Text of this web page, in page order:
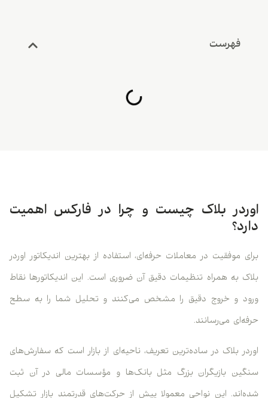
فهرست
اوردر بلاک چیست و چرا در فارکس اهمیت
دارد؟
برای موفقیت در معاملات حرفه‌ای، استفاده از بهترین اندیکاتور اوردر
بلاک به همراه تنظیمات دقیق آن ضروری است. این اندیکاتورها نقاط
ورود و خروج دقیق را مشخص می‌کنند و تحلیل شما را به سطح
حرفه‌ای می‌رسانند.
اوردر بلاک در ساده‌ترین تعریف، ناحیه‌ای از بازار است که سفارش‌های
سنگین بازیگران بزرگ مثل بانک‌ها و مؤسسات مالی در آن ثبت
شده‌اند. این نواحی معمولا پیش از حرکت‌های قدرتمند بازار تشکیل